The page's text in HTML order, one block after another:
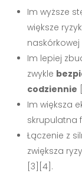
Im wyższe
większe
Im lepiej
zwykle
codziennie
Im większa
skrupulatna
Łączenie z
zwiększa
[3][4].